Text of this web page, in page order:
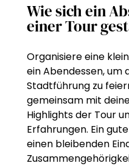
Wie sich ein
einer Tour
Organisiere eine
ein Abendessen, um
Stadtführung zu
gemeinsam mit
Highlights der Tour
Erfahrungen. Ein
einen bleibenden